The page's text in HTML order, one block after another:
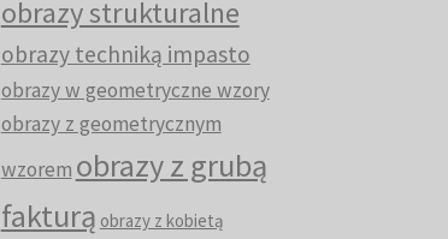
obrazy strukturalne
obrazy techniką impasto
obrazy w geometryczne wzory
obrazy z geometrycznym
wzorem obrazy z grubą
fakturą obrazy z kobietą